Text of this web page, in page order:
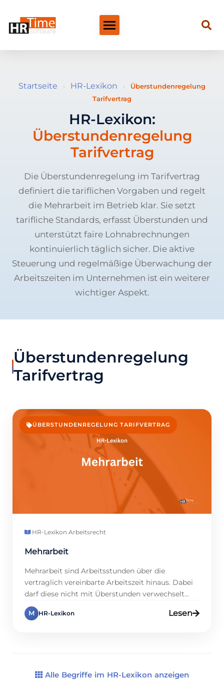
Startseite › HR-Lexikon ›
Überstundenregelung
Tarifvertrag
HR-Lexikon:
Überstundenregelung
Tarifvertrag
Die Überstundenregelung im Tarifvertrag
definiert die tariflichen Vorgaben und regelt
die Mehrarbeit im Betrieb klar. Sie setzt
tarifliche Standards, erfasst Überstunden und
unterstützt faire Lohnabrechnungen
kontinuierlich täglich sicher. Die aktive
Steuerung und regelmäßige Überwachung der
Arbeitszeiten im Unternehmen ist ein weiterer
wichtiger Aspekt.
Überstundenregelung
Tarifvertrag
ÜBERSTUNDENREGELUNG TARIFVERTRAG
HR-Lexikon·Arbeitsrecht
Mehrarbeit
Mehrarbeit sind Arbeitsstunden über die
vertraglich vereinbarte Arbeitszeit hinaus. Dabei
darf diese nicht mit Überstunden verwechselt
werden, da es Überschneidungen gibt. Mehrarbeit
kann je nach Arbeitsvertrag unbezahlt oder durch
Regelungen zu […]
M HR-Lexikon Lesen
Alle Begriffe im HR-Lexikon anzeigen